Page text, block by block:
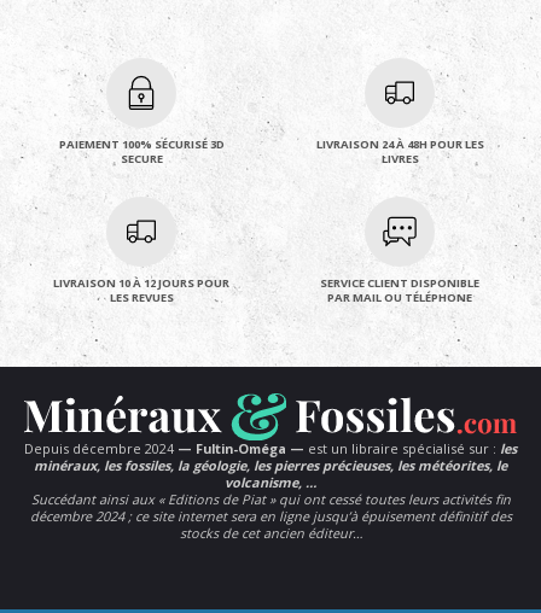
PAIEMENT 100% SÉCURISÉ 3D
SECURE
LIVRAISON 24 À 48H POUR LES
LIVRES
LIVRAISON 10 À 12 JOURS POUR
LES REVUES
SERVICE CLIENT DISPONIBLE
PAR MAIL OU TÉLÉPHONE
Depuis décembre 2024 — Fultin-Oméga — est un libraire spécialisé sur : les
minéraux, les fossiles, la géologie, les pierres précieuses, les météorites, le
volcanisme, …
Succédant ainsi aux « Editions de Piat » qui ont cessé toutes leurs activités fin
décembre 2024 ; ce site internet sera en ligne jusqu’à épuisement définitif des
stocks de cet ancien éditeur…